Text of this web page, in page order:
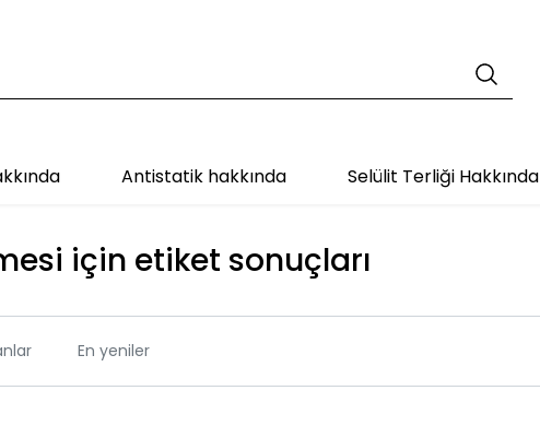
Antistatik hakkında Selülit Terliği Hakkında
için etiket sonuçları
En yeniler